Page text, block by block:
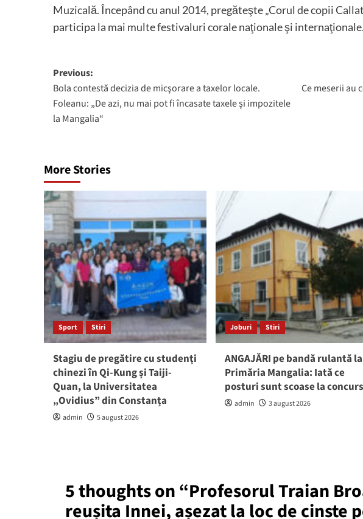
Muzicală. Începând cu anul 2014, pregăteşte „Corul de copii
participa la mai multe festivaluri corale naţionale şi internaţionale.
Post
navigation
Previous:
Bola contestă decizia de micşorare a taxelor locale.
Foleanu: „De azi, nu mai pot fi încasate taxele şi impozitele
la Mangalia“
Ce meserii au
More Stories
Sport Stiri
Stagiu de pregătire cu studenți
chinezi în Qi-Kung și Taiji-
Quan, la Universitatea
„Ovidius” din Constanța
admin 5 august 2026
Joburi Stiri
ANGAJĂRI pe bandă rulantă la
Primăria Mangalia: Iată ce
posturi sunt scoase la concurs
admin 3 august 2026
5 thoughts on “Profesorul Traian
reușita Innei, așezat la loc de cinste